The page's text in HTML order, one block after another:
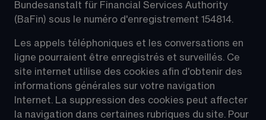
Bundesanstalt für Financial Services Authority
(BaFin) sous le numéro d'enregistrement 154814.
Les appels téléphoniques et les conversations en
ligne pourraient être enregistrés et surveillés. Ce
site internet utilise des cookies afin d'obtenir des
informations générales sur votre navigation
Internet. La suppression des cookies peut affecter
la navigation dans certaines rubriques du site. Pour